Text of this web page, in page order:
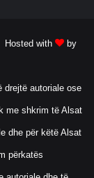
Hosted with by
drejtë autoriale ose
me shkrim të Alsat
dhe për këtë Alsat
përkatës